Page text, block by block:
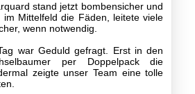
stand jetzt bombensicher und
Mittelfeld die Fäden, leitete viele
wenn notwendig.
war Geduld gefragt. Erst in den
per Doppelpack die
zeigte unser Team eine tolle